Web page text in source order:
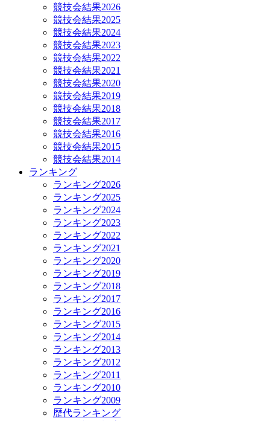
競技会結果2026
競技会結果2025
競技会結果2024
競技会結果2023
競技会結果2022
競技会結果2021
競技会結果2020
競技会結果2019
競技会結果2018
競技会結果2017
競技会結果2016
競技会結果2015
競技会結果2014
ランキング
ランキング2026
ランキング2025
ランキング2024
ランキング2023
ランキング2022
ランキング2021
ランキング2020
ランキング2019
ランキング2018
ランキング2017
ランキング2016
ランキング2015
ランキング2014
ランキング2013
ランキング2012
ランキング2011
ランキング2010
ランキング2009
歴代ランキング